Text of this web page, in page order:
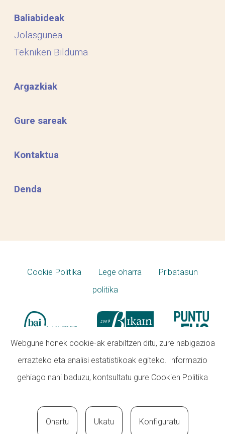
Baliabideak
Jolasgunea
Tekniken Bilduma
Argazkiak
Gure sareak
Kontaktua
Denda
Cookie Politika Lege oharra
Pribatasun
politika
Webgune honek cookie-ak erabiltzen ditu, zure nabigazioa
errazteko eta analisi estatistikoak egiteko. Informazio
gehiago nahi baduzu, kontsultatu gure Cookien Politika
Onartu Ukatu Konfiguratu